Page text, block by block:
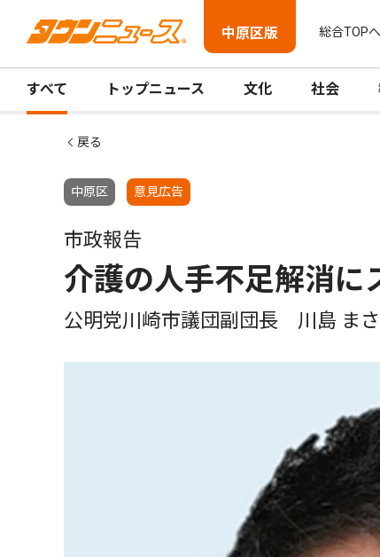
中原区版 総合TOPへ
すべて トップニュース 文化 社会
戻る
中原区 意見広告
市政報告
介護の人手不足解消に
公明党川崎市議団副団長 川島 ま